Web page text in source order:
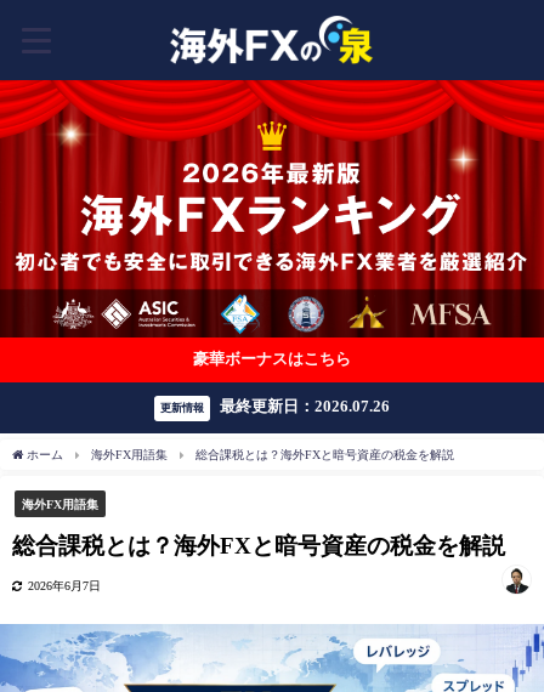
豪華ボーナスはこちら
更新情報 最終更新日：2026.07.26
ホーム 海外FX用語集 総合課税とは？海外FXと暗号資産の税金を解説
海外FX用語集
総合課税とは？海外FXと暗号資産の税金を解説
2026年6月7日